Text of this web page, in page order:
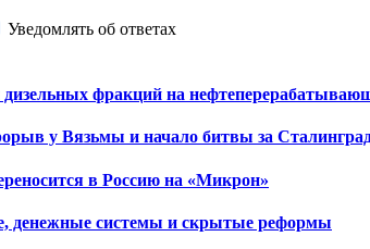
Уведомлять об ответах
фракций на
у Вязьмы и начало битвы за
в Россию на «Микрон»
денежные системы и скрытые реформы